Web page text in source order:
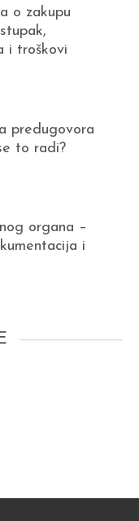
o zakupu
i troškovi
predugovora
to radi?
organa –
i